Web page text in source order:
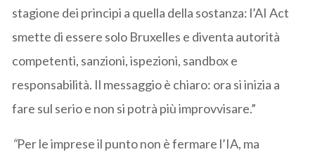
stagione dei principi a quella della sostanza: l’AI Act
smette di essere solo Bruxelles e diventa autorità
competenti, sanzioni, ispezioni, sandbox e
responsabilità. Il messaggio è chiaro: ora si inizia a
fare sul serio e non si potrà più improvvisare.”
“Per le imprese il punto non è fermare l’IA, ma